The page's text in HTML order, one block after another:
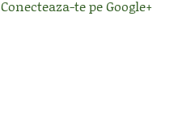
Conecteaza-te pe Google+